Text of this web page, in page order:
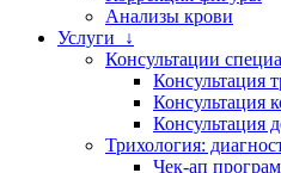
Анализы крови
Услуги ↓
Консультации
Консультация
Консультация
Консультация
Трихология:
Чек-ап